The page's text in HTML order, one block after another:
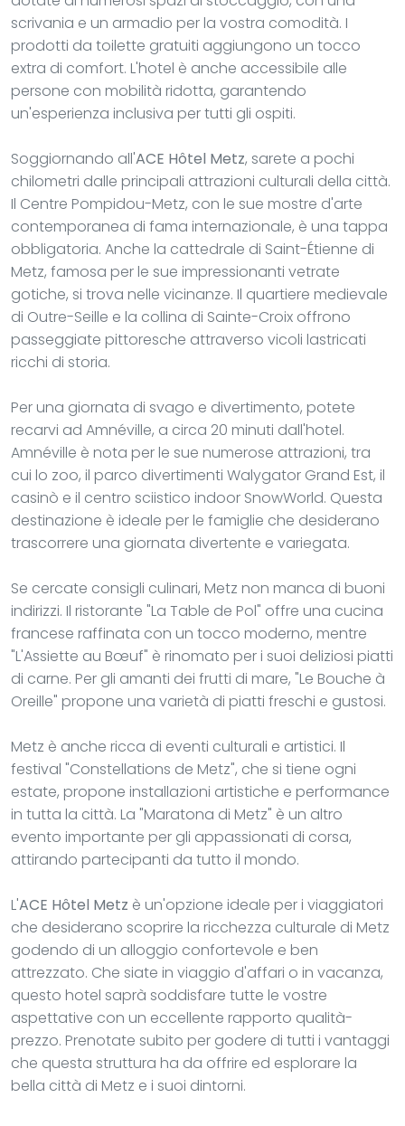
scrivania e un armadio per la vostra comodità. I
prodotti da toilette gratuiti aggiungono un tocco
extra di comfort. L'hotel è anche accessibile alle
persone con mobilità ridotta, garantendo
un'esperienza inclusiva per tutti gli ospiti.
Soggiornando all'ACE Hôtel Metz, sarete a pochi
chilometri dalle principali attrazioni culturali della città.
Il Centre Pompidou-Metz, con le sue mostre d'arte
contemporanea di fama internazionale, è una tappa
obbligatoria. Anche la cattedrale di Saint-Étienne di
Metz, famosa per le sue impressionanti vetrate
gotiche, si trova nelle vicinanze. Il quartiere medievale
di Outre-Seille e la collina di Sainte-Croix offrono
passeggiate pittoresche attraverso vicoli lastricati
ricchi di storia.
Per una giornata di svago e divertimento, potete
recarvi ad Amnéville, a circa 20 minuti dall'hotel.
Amnéville è nota per le sue numerose attrazioni, tra
cui lo zoo, il parco divertimenti Walygator Grand Est, il
casinò e il centro sciistico indoor SnowWorld. Questa
destinazione è ideale per le famiglie che desiderano
trascorrere una giornata divertente e variegata.
Se cercate consigli culinari, Metz non manca di buoni
indirizzi. Il ristorante "La Table de Pol" offre una cucina
francese raffinata con un tocco moderno, mentre
"L'Assiette au Bœuf" è rinomato per i suoi deliziosi piatti
di carne. Per gli amanti dei frutti di mare, "Le Bouche à
Oreille" propone una varietà di piatti freschi e gustosi.
Metz è anche ricca di eventi culturali e artistici. Il
festival "Constellations de Metz", che si tiene ogni
estate, propone installazioni artistiche e performance
in tutta la città. La "Maratona di Metz" è un altro
evento importante per gli appassionati di corsa,
attirando partecipanti da tutto il mondo.
L'ACE Hôtel Metz è un'opzione ideale per i viaggiatori
che desiderano scoprire la ricchezza culturale di Metz
godendo di un alloggio confortevole e ben
attrezzato. Che siate in viaggio d'affari o in vacanza,
questo hotel saprà soddisfare tutte le vostre
aspettative con un eccellente rapporto qualità-
prezzo. Prenotate subito per godere di tutti i vantaggi
che questa struttura ha da offrire ed esplorare la
bella città di Metz e i suoi dintorni.